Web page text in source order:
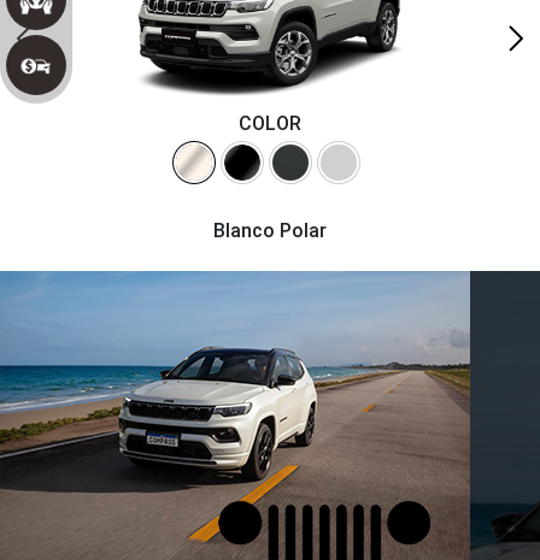
COLOR
Blanco Polar